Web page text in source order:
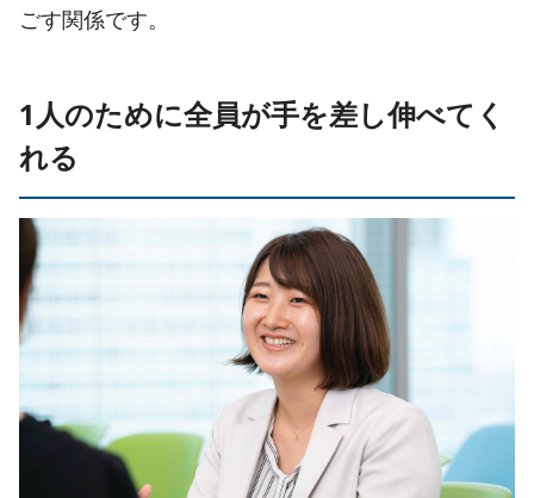
ごす関係です。
1人のために全員が手を差し伸べてく
れる